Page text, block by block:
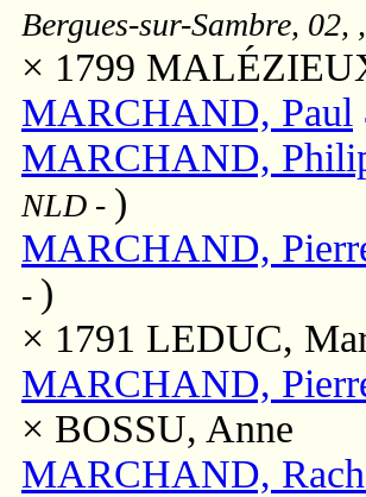
Bergues-sur-Sambre, 02,
× 1799
MARCHAND, Paul
MARCHAND,
NLD - )
MARCHAND,
- )
× 1791 LEDUC,
MARCHAND,
× BOSSU, Anne
MARCHAND,